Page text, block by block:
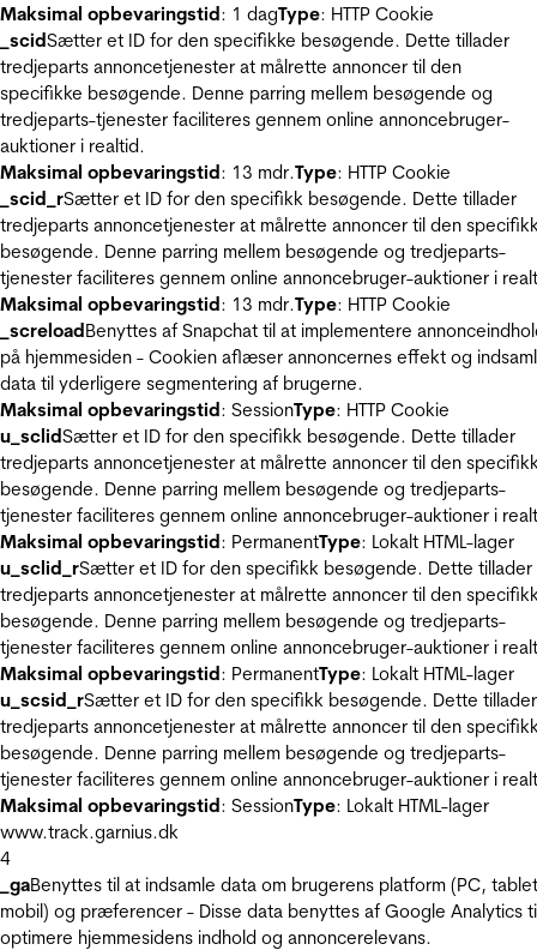
Maksimal opbevaringstid: 1 dagType: HTTP Cookie
_scidSætter et ID for den specifikke besøgende. Dette tillader
tredjeparts annoncetjenester at målrette annoncer til den
specifikke besøgende. Denne parring mellem besøgende og
tredjeparts-tjenester faciliteres gennem online annoncebruger-
auktioner i realtid.
Maksimal opbevaringstid: 13 mdr.Type: HTTP Cookie
_scid_rSætter et ID for den specifikk besøgende. Dette tillader
tredjeparts annoncetjenester at målrette annoncer til den
besøgende. Denne parring mellem besøgende og tredjeparts-
tjenester faciliteres gennem online annoncebruger-auktioner i
Maksimal opbevaringstid: 13 mdr.Type: HTTP Cookie
_screloadBenyttes af Snapchat til at implementere
på hjemmesiden - Cookien aflæser annoncernes effekt og
data til yderligere segmentering af brugerne.
Maksimal opbevaringstid: SessionType: HTTP Cookie
u_sclidSætter et ID for den specifikk besøgende. Dette tillader
tredjeparts annoncetjenester at målrette annoncer til den
besøgende. Denne parring mellem besøgende og tredjeparts-
tjenester faciliteres gennem online annoncebruger-auktioner i
Maksimal opbevaringstid: PermanentType: Lokalt HTML-lager
u_sclid_rSætter et ID for den specifikk besøgende. Dette tillader
tredjeparts annoncetjenester at målrette annoncer til den
besøgende. Denne parring mellem besøgende og tredjeparts-
tjenester faciliteres gennem online annoncebruger-auktioner i
Maksimal opbevaringstid: PermanentType: Lokalt HTML-lager
u_scsid_rSætter et ID for den specifikk besøgende. Dette tillader
tredjeparts annoncetjenester at målrette annoncer til den
besøgende. Denne parring mellem besøgende og tredjeparts-
tjenester faciliteres gennem online annoncebruger-auktioner i
Maksimal opbevaringstid: SessionType: Lokalt HTML-lager
www.track.garnius.dk
4
_gaBenyttes til at indsamle data om brugerens platform (PC,
mobil) og præferencer - Disse data benyttes af Google Analytics
optimere hjemmesidens indhold og annoncerelevans.